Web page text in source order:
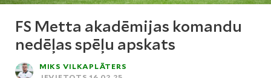
FS Metta akadēmijas komandu
nedēļas spēļu apskats
MIKS VILKAPLĀTERS